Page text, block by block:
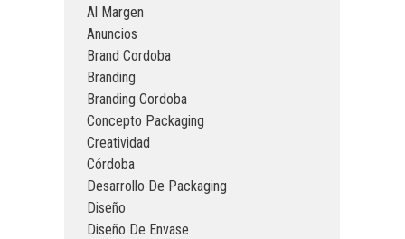
Al Margen
Anuncios
Brand Cordoba
Branding
Branding Cordoba
Concepto Packaging
Creatividad
Córdoba
Desarrollo De Packaging
Diseño
Diseño De Envase